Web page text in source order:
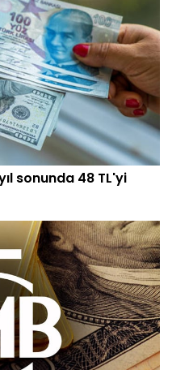
sonunda 48 TL'yi